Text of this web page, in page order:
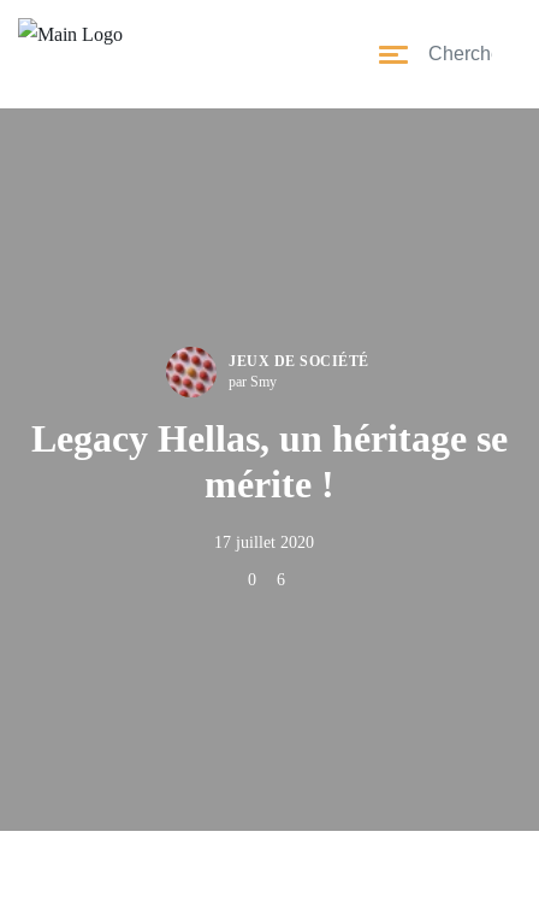
JEUX DE SOCIÉTÉ
par Smy
Legacy Hellas, un héritage se
mérite !
17 juillet 2020
0 6